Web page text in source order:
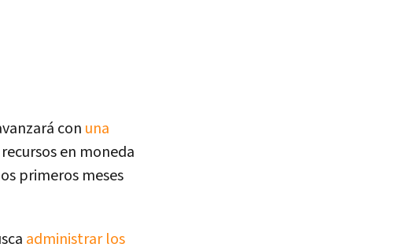
con una
en moneda
primeros meses
administrar los